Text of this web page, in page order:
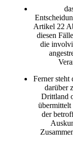
Artikel 22
diesen
die
Ferner steht
darüber
Drittland
übermittelt
der